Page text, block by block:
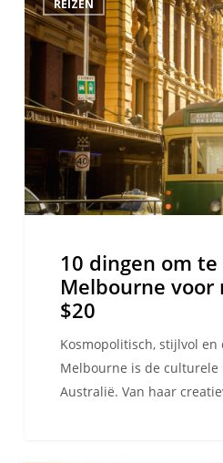
dingen
om
in
Melbourne
voor
minder
dan
REIZEN
10 dingen om
Melbourne voor
$20
Kosmopolitisch, stijlvol en
Melbourne is de culturele
Australië. Van haar